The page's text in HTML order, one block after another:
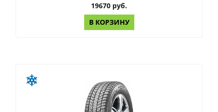
19670 руб.
В КОРЗИНУ